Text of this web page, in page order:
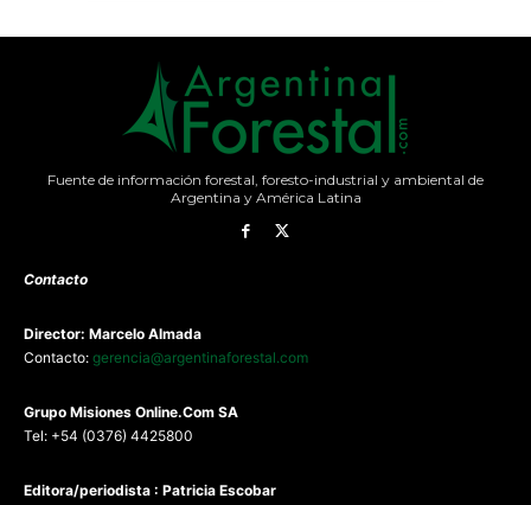
Fuente de información forestal, foresto-industrial y ambiental de
Argentina y América Latina
Contacto
Director: Marcelo Almada
Contacto: gerencia@argentinaforestal.com
Grupo Misiones Online.Com SA
Tel: +54 (0376) 4425800
Editora/periodista : Patricia Escobar